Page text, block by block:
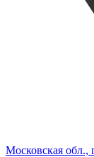
Московская обл.,